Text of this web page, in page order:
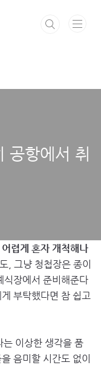
공항에서 취
렵게 혼자 개척해나
, 그냥 청첩장은 종이
식장에서 준비해준다
부탁했다면 참 쉽고
는 이상한 생각을 품
음미할 시간도 없이